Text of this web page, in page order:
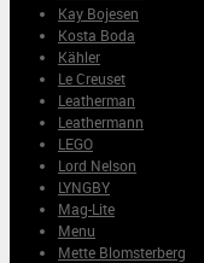
Kay Bojesen
Kosta Boda
Kähler
Le Creuset
Leatherman
Leathermann
LEGO
Lord Nelson
LYNGBY
Mag-Lite
Menu
Mette Blomsterberg